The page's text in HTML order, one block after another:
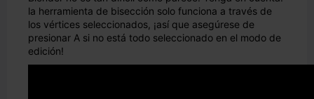
la herramienta de bisección solo funciona a través de
los vértices seleccionados, ¡así que asegúrese de
presionar A si no está todo seleccionado en el modo de
edición!